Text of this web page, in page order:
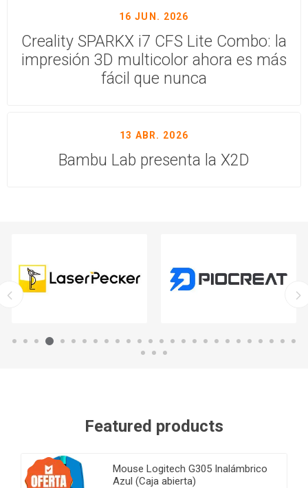
16 JUN. 2026
Creality SPARKX i7 CFS Lite Combo: la
impresión 3D multicolor ahora es más
fácil que nunca
13 ABR. 2026
Bambu Lab presenta la X2D
Featured products
Mouse Logitech G305 Inalámbrico
Azul (Caja abierta)